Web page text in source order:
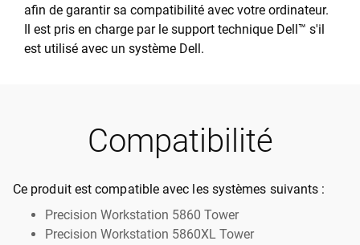
afin de garantir sa compatibilité avec votre ordinateur.
Il est pris en charge par le support technique Dell™ s'il
est utilisé avec un système Dell.
Compatibilité
Ce produit est compatible avec les systèmes suivants :
Precision Workstation 5860 Tower
Precision Workstation 5860XL Tower